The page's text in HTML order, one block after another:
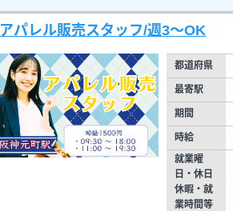
アパレル販売スタッフ/週3～OK
都道府県
最寄駅
期間
時給
就業曜
日・休日
休暇・就
業時間等